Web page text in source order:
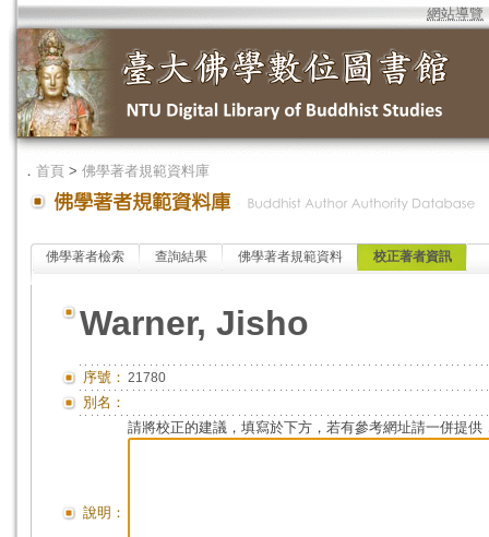
網站導覽
． 首頁 > 佛學著者規範資料庫
佛學著者檢索 查詢結果 佛學著者規範資料 校正著者資訊
Warner, Jisho
序號： 21780
別名：
說明：
請將校正的建議，填寫於下方，若有參考網址請一併提供